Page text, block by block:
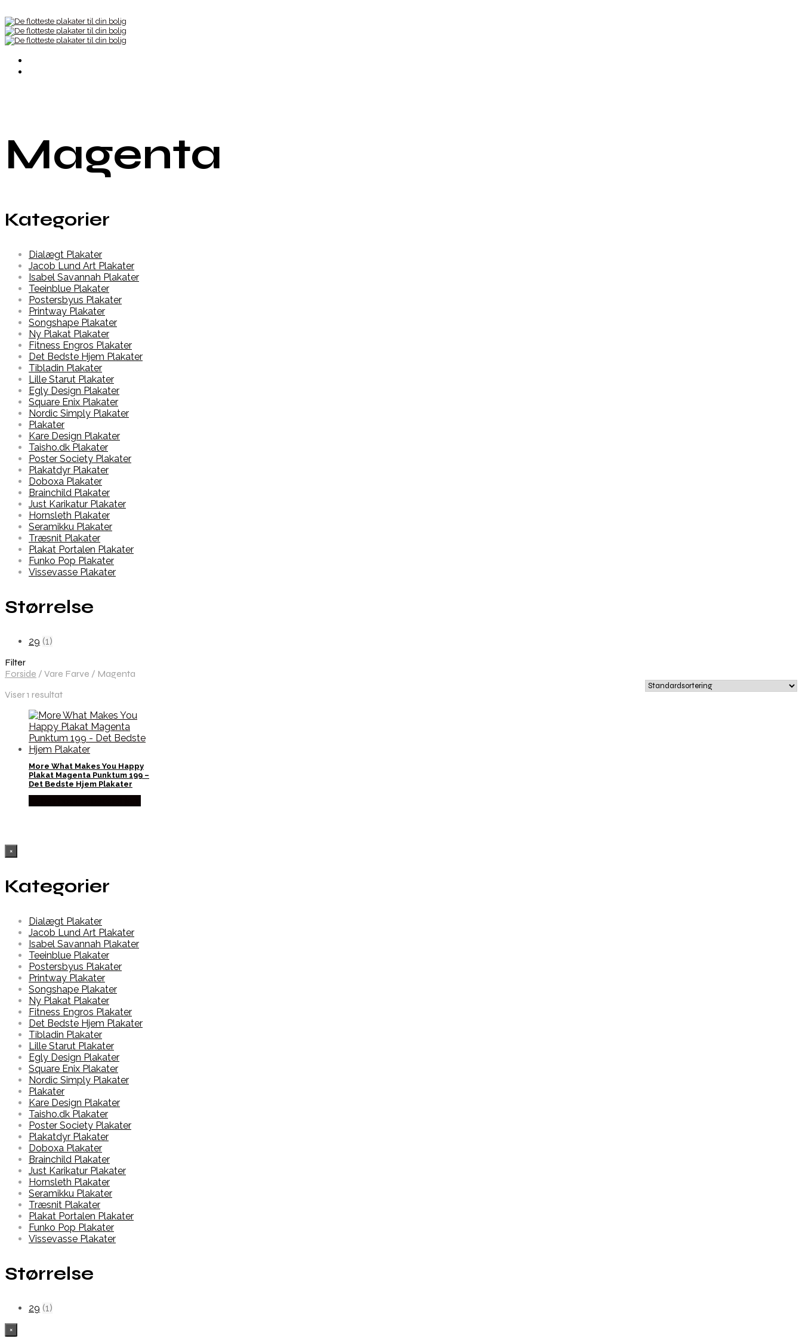
Magenta
Kategorier
Dialægt Plakater
Jacob Lund Art Plakater
Isabel Savannah Plakater
Teeinblue Plakater
Postersbyus Plakater
Printway Plakater
Songshape Plakater
Ny Plakat Plakater
Fitness Engros Plakater
Det Bedste Hjem Plakater
Tibladin Plakater
Lille Starut Plakater
Egly Design Plakater
Square Enix Plakater
Nordic Simply Plakater
Plakater
Kare Design Plakater
Taisho.dk Plakater
Poster Society Plakater
Plakatdyr Plakater
Doboxa Plakater
Brainchild Plakater
Just Karikatur Plakater
Hornsleth Plakater
Seramikku Plakater
Træsnit Plakater
Plakat Portalen Plakater
Funko Pop Plakater
Vissevasse Plakater
Størrelse
29 (1)
Filter
Forside / Vare Farve / Magenta
Viser 1 resultat
More What Makes You Happy
Plakat Magenta Punktum 199 –
Det Bedste Hjem Plakater
×
Kategorier
Dialægt Plakater
Jacob Lund Art Plakater
Isabel Savannah Plakater
Teeinblue Plakater
Postersbyus Plakater
Printway Plakater
Songshape Plakater
Ny Plakat Plakater
Fitness Engros Plakater
Det Bedste Hjem Plakater
Tibladin Plakater
Lille Starut Plakater
Egly Design Plakater
Square Enix Plakater
Nordic Simply Plakater
Plakater
Kare Design Plakater
Taisho.dk Plakater
Poster Society Plakater
Plakatdyr Plakater
Doboxa Plakater
Brainchild Plakater
Just Karikatur Plakater
Hornsleth Plakater
Seramikku Plakater
Træsnit Plakater
Plakat Portalen Plakater
Funko Pop Plakater
Vissevasse Plakater
Størrelse
29 (1)
×